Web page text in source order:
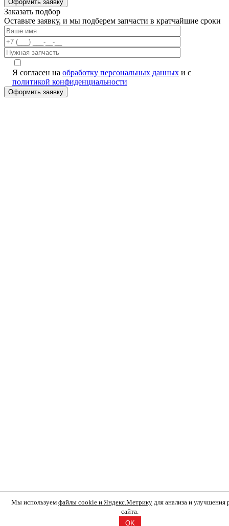
Заказать подбор
Оставьте заявку, и мы подберем запчасти в кратчайшие сроки
Я согласен на обработку персональных данных и с
политикой конфиденциальности
Мы используем файлы cookie и Яндекс.Метрику для анализа и улучшения
сайта.
OK